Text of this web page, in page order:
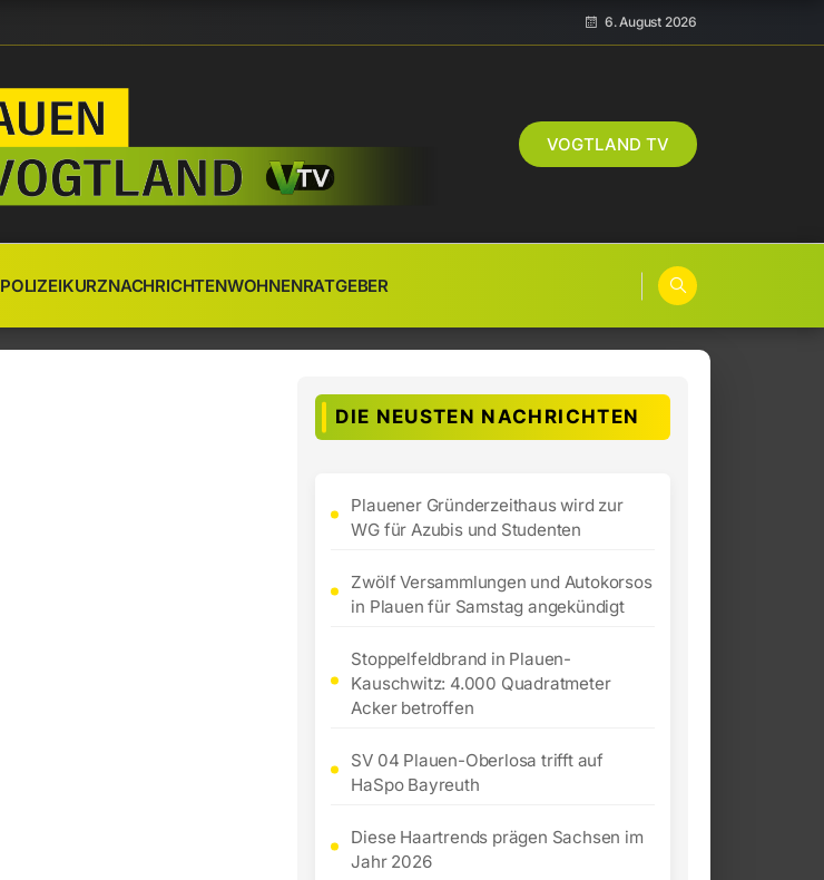
6. August 2026
VOGTLAND TV
POLIZEIKURZNACHRICHTENWOHNENRATGEBER
DIE NEUSTEN NACHRICHTEN
Plauener Gründerzeithaus wird zur
WG für Azubis und Studenten
Zwölf Versammlungen und Autokorsos
in Plauen für Samstag angekündigt
Stoppelfeldbrand in Plauen-
Kauschwitz: 4.000 Quadratmeter
Acker betroffen
SV 04 Plauen-Oberlosa trifft auf
HaSpo Bayreuth
Diese Haartrends prägen Sachsen im
Jahr 2026